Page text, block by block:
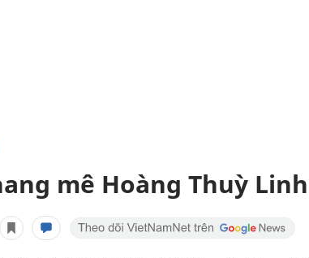
mê Hoàng Thuỳ